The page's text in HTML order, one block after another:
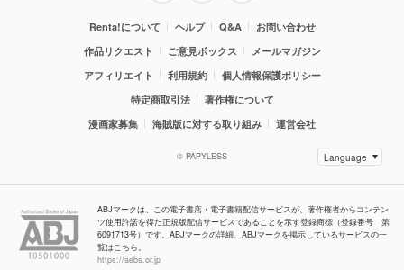
Renta!について ヘルプ Q&A
お問い合わせ
作品リクエスト
ご意見ボックス
メールマガジン
アフィリエイト
利用規約
個人情報保護ポリシー
特定商取引法
著作権について
漫画家募集
海賊版に対する取り組み 運営会社
© PAPYLESS
ABJマークは、この電子書店・電子書籍配信サービスが、著作権者からコンテン
ツ使用許諾を得た正規版配信サービスであることを示す登録商標（登録番号 第
6091713号）です。ABJマークの詳細、ABJマークを掲示しているサービスの一
覧はこちら。
https://aebs.or.jp